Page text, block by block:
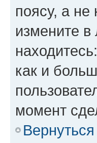
поясу, а не
измените в
как и
момент